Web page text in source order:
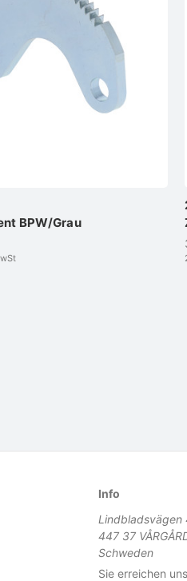
BPW/Grau
Info
Lindbladsvägen
447 37
Schweden
Sie erreichen